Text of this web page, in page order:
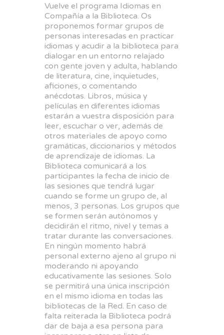
Vuelve el programa Idiomas en
Compañía a la Biblioteca. Os
proponemos formar grupos de
personas interesadas en practicar
idiomas y acudir a la biblioteca para
dialogar en un entorno relajado
con gente joven y adulta, hablando
de literatura, cine, inquietudes,
aficiones, o comentando
anécdotas. Libros, música y
películas en diferentes idiomas
estarán a vuestra disposición para
leer, escuchar o ver, además de
otros materiales de apoyo como
gramáticas, diccionarios y métodos
de aprendizaje de idiomas. La
Biblioteca comunicará a los
participantes la fecha de inicio de
las sesiones que tendrá lugar
cuando se forme un grupo de, al
menos, 3 personas. Los grupos que
se formen serán autónomos y
decidirán el ritmo, nivel y temas a
tratar durante las conversaciones.
En ningún momento habrá
personal externo ajeno al grupo ni
moderando ni apoyando
educativamente las sesiones. Solo
se permitirá una única inscripción
en el mismo idioma en todas las
bibliotecas de la Red. En caso de
falta reiterada la Biblioteca podrá
dar de baja a esa persona para